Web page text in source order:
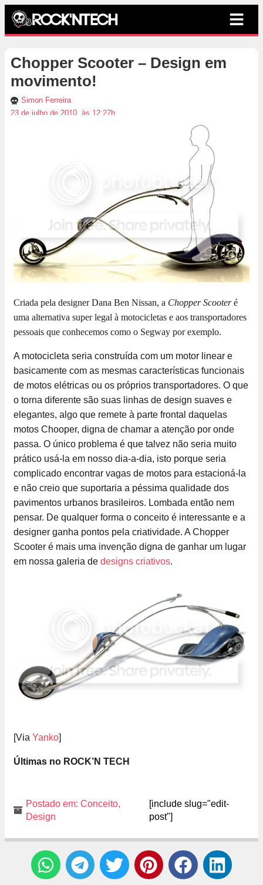
Chopper Scooter – Design em
movimento!
Simon Ferreira
23 de julho de 2010, às 12:27h
Criada pela designer Dana Ben Nissan, a Chopper Scooteré
uma alternativa super legal à motocicletas e aos transportadores
pessoais que conhecemos como o Segway por exemplo.
A motocicleta seria construída com um motor linear e
basicamente com as mesmas características funcionais
de motos elétricas ou os próprios transportadores. O que
o torna diferente são suas linhas de design suaves e
elegantes, algo que remete à parte frontal daquelas
motos Chooper, digna de chamar a atenção por onde
passa. O único problema é que talvez não seria muito
prático usá-la em nosso dia-a-dia, isto porque seria
complicado encontrar vagas de motos para estacioná-la
e não creio que suportaria a péssima qualidade dos
pavimentos urbanos brasileiros. Lombada então nem
pensar. De qualquer forma o conceito é interessante e a
designer ganha pontos pela criatividade. A Chopper
Scooter é mais uma invenção digna de ganhar um lugar
em nossa galeria de designs criativos.
[Via Yanko]
Últimas no ROCK’N TECH
Postado em: Conceito,
Design
[include slug="edit-
post"]